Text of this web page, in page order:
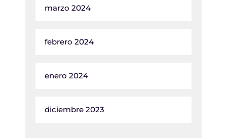
marzo 2024
febrero 2024
enero 2024
diciembre 2023